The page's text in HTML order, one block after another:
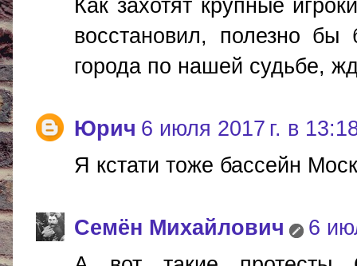
восстановил, полезно
города по нашей судьбе,
Юрич 6 июля 2017 г. в
Я кстати тоже бассейн
Cемён Михайлович
6